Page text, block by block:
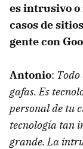
es intrusivo o
casos de
gente con
Antonio:
gafas. Es
personal de tu
tecnología tan
grande. La